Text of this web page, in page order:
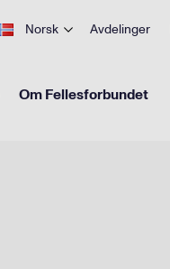
Norsk Avdelinger
Om Fellesforbundet